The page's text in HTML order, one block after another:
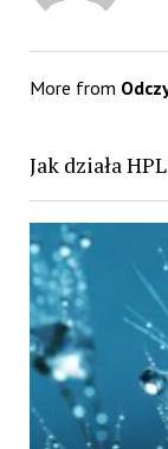
More from
Jak działa